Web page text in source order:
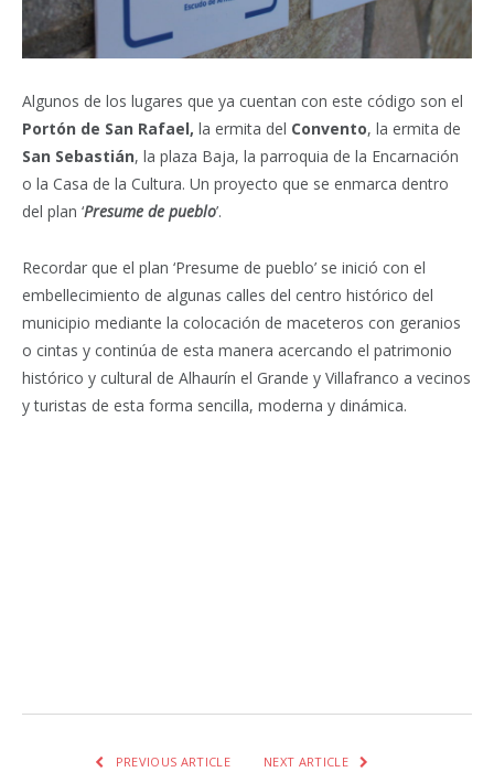
Algunos de los lugares que ya cuentan con este código son el
Portón de San Rafael, la ermita del Convento, la ermita de
San Sebastián, la plaza Baja, la parroquia de la Encarnación
o la Casa de la Cultura. Un proyecto que se enmarca dentro
del plan ‘Presume de pueblo’.
Recordar que el plan ‘Presume de pueblo’ se inició con el
embellecimiento de algunas calles del centro histórico del
municipio mediante la colocación de maceteros con geranios
o cintas y continúa de esta manera acercando el patrimonio
histórico y cultural de Alhaurín el Grande y Villafranco a vecinos
y turistas de esta forma sencilla, moderna y dinámica.
PREVIOUS ARTICLE NEXT ARTICLE